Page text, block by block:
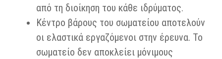
από τη διοίκηση του κάθε ιδρύματος.
Κέντρο βάρους του σωματείου αποτελούν
οι ελαστικά εργαζόμενοι στην έρευνα. Το
σωματείο δεν αποκλείει μόνιμους